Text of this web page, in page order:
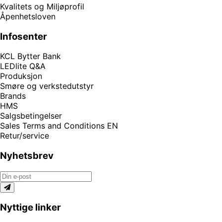
Kvalitets og Miljøprofil
Åpenhetsloven
Infosenter
KCL Bytter Bank
LEDlite Q&A
Produksjon
Smøre og verkstedutstyr
Brands
HMS
Salgsbetingelser
Sales Terms and Conditions EN
Retur/service
Nyhetsbrev
Nyttige linker